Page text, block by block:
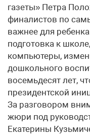
газеты» Петра
финалистов по
важнее для
подготовка к
компьютеры,
дошкольного
восемьдесят лет,
президентской
За разговором
жюри под
Екатерины